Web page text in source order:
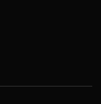
/ AutoBlog.MD
se întoarcă după el